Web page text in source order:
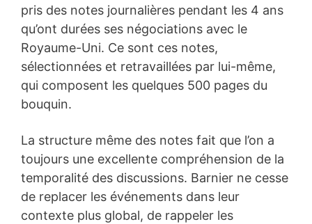
pris des notes journalières pendant les 4 ans
qu’ont durées ses négociations avec le
Royaume-Uni. Ce sont ces notes,
sélectionnées et retravaillées par lui-même,
qui composent les quelques 500 pages du
bouquin.
La structure même des notes fait que l’on a
toujours une excellente compréhension de la
temporalité des discussions. Barnier ne cesse
de replacer les événements dans leur
contexte plus global, de rappeler les